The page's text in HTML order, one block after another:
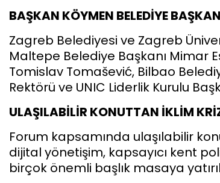
BAŞKAN KÖYMEN BELEDİYE
Zagreb Belediyesi ve Zagreb
Maltepe Belediye Başkanı Mimar
Tomislav Tomašević, Bilbao
Rektörü ve UNIC Liderlik Kurulu
ULAŞILABİLİR KONUTTAN İKLİM
Forum kapsamında ulaşılabilir
dijital yönetişim, kapsayıcı kent
birçok önemli başlık masaya